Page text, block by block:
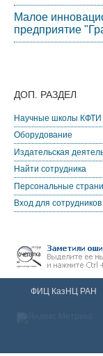
Малое
предприятие
ДОП. РАЗДЕЛ
Научные школы КФТИ
Оборудование
Издательская
Найти сотрудника
Персональные
Вход для сотрудников
ФИЦ КазНЦ РАН